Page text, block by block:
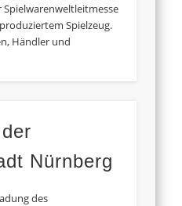
Spielzeug.
Händler und
Nürnberg
des